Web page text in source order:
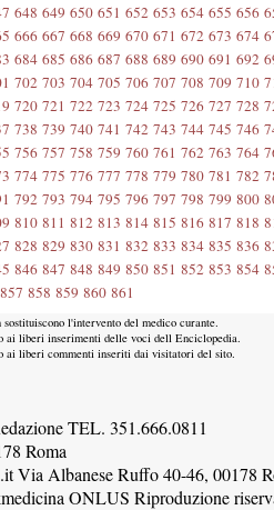
648 649 650 651 652 653 654 655 656
666 667 668 669 670 671 672 673 674
684 685 686 687 688 689 690 691 692
702 703 704 705 706 707 708 709 710
720 721 722 723 724 725 726 727 728
738 739 740 741 742 743 744 745 746
756 757 758 759 760 761 762 763 764
774 775 776 777 778 779 780 781 782
792 793 794 795 796 797 798 799 800
810 811 812 813 814 815 816 817 818
828 829 830 831 832 833 834 835 836
846 847 848 849 850 851 852 853 854
857 858 859 860 861
l'intervento del medico curante.
ai liberi inserimenti delle voci dell Enciclopedia.
ai liberi commenti inseriti dai visitatori del sito.
TEL. 351.666.0811
Roma
Via Albanese Ruffo 40-46, 00178
ONLUS Riproduzione